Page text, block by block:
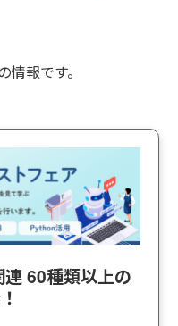
報です。
連 60種類以上の